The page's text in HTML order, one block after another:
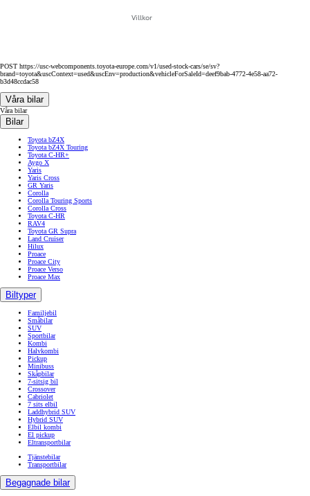
Villkor
POST https://usc-webcomponents.toyota-europe.com/v1/used-stock-cars/se/sv?
brand=toyota&uscContext=used&uscEnv=production&vehicleForSaleId=deef9bab-4772-4e58-aa72-
b3d48ccdac58
Våra bilar
Våra bilar
Bilar
Toyota bZ4X
Toyota bZ4X Touring
Toyota C-HR+
Aygo X
Yaris
Yaris Cross
GR Yaris
Corolla
Corolla Touring Sports
Corolla Cross
Toyota C-HR
RAV4
Toyota GR Supra
Land Cruiser
Hilux
Proace
Proace City
Proace Verso
Proace Max
Biltyper
Familjebil
Småbilar
SUV
Sportbilar
Kombi
Halvkombi
Pickup
Minibuss
Skåpbilar
7-sitsig bil
Crossover
Cabriolet
7 sits elbil
Laddhybrid SUV
Hybrid SUV
Elbil kombi
El pickup
Eltransportbilar
Tjänstebilar
Transportbilar
Begagnade bilar